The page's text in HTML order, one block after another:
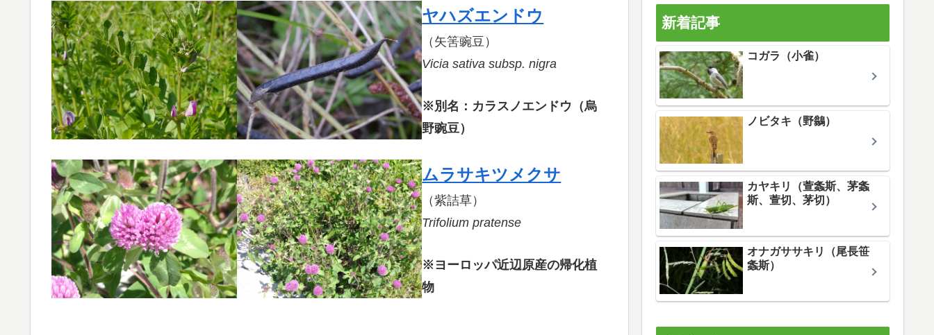
ヤハズエンドウ
（矢筈豌豆）
Vicia sativa subsp.nigra
※別名：カラスノエンドウ（烏
野豌豆）
ムラサキツメクサ
（紫詰草）
Trifolium pratense
※ヨーロッパ近辺原産の帰化植
物
新着記事
コガラ（小雀）
ノビタキ（野鶲）
カヤキリ（萱螽斯、茅螽
斯、萱切、茅切）
オナガササキリ（尾長笹
螽斯）